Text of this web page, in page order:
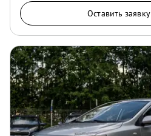
Оставить заявку